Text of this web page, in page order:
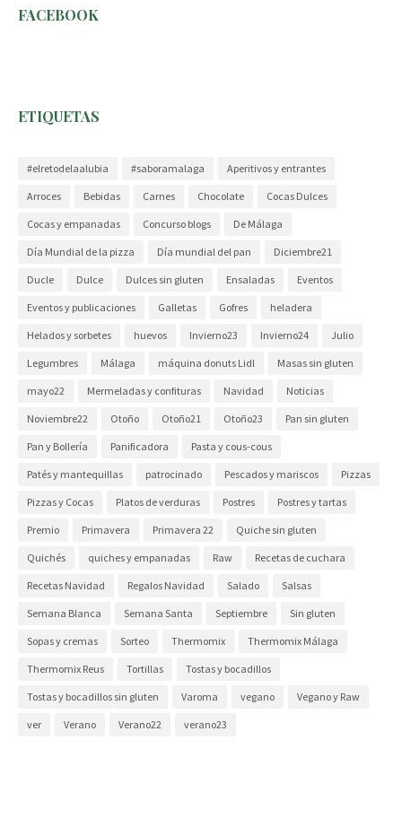
FACEBOOK
ETIQUETAS
#elretodelaalubia #saboramalaga Aperitivos y entrantes
Arroces Bebidas Carnes Chocolate Cocas Dulces
Cocas y empanadas Concurso blogs De Málaga
Día Mundial de la pizza Día mundial del pan Diciembre21
Ducle Dulce Dulces sin gluten Ensaladas Eventos
Eventos y publicaciones Galletas Gofres heladera
Helados y sorbetes huevos Invierno23 Invierno24 Julio
Legumbres Málaga máquina donuts Lidl Masas sin gluten
mayo22 Mermeladas y confituras Navidad Noticias
Noviembre22 Otoño Otoño21 Otoño23 Pan sin gluten
Pan y Bollería Panificadora Pasta y cous-cous
Patés y mantequillas patrocinado Pescados y mariscos Pizzas
Pizzas y Cocas Platos de verduras Postres Postres y tartas
Premio Primavera Primavera 22 Quiche sin gluten
Quichés quiches y empanadas Raw Recetas de cuchara
Recetas Navidad Regalos Navidad Salado Salsas
Semana Blanca Semana Santa Septiembre Sin gluten
Sopas y cremas Sorteo Thermomix Thermomix Málaga
Thermomix Reus Tortillas Tostas y bocadillos
Tostas y bocadillos sin gluten Varoma vegano Vegano y Raw
ver Verano Verano22 verano23